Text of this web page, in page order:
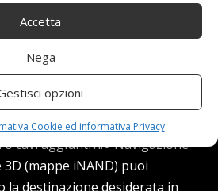
Accetta
Nega
opzioni
Cookie ed informativa Privacy
Q5 2009-2016（2009 2010
2016）, controllare le
prima di prendere una decisione.
originali della tua auto. È
and play direttamente. Non
cavi aggiuntivi.● Navigazione
3D (mappe iNAND) puoi
la destinazione desiderata in